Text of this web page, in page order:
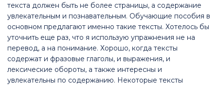
текста должен быть не более страницы, а содержание
увлекательным и познавательным. Обучающие пособия в
основном предлагают именно такие тексты. Хотелось бы
уточнить еще раз, что я использую упражнения не на
перевод, а на понимание. Хорошо, когда тексты
содержат и фразовые глаголы, и выражения, и
лексические обороты, а также интересны и
увлекательны по содержанию. Некоторые тексты